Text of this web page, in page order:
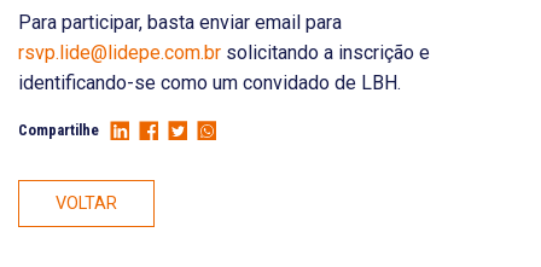
Para participar, basta enviar email para
rsvp.lide@lidepe.com.br solicitando a inscrição e
identificando-se como um convidado de LBH.
Compartilhe
VOLTAR